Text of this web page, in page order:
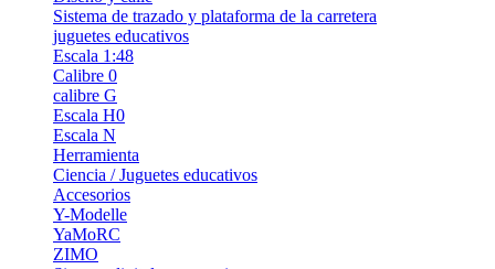
Sistema de trazado y plataforma de la carretera
juguetes educativos
Escala 1:48
Calibre 0
calibre G
Escala H0
Escala N
Herramienta
Ciencia / Juguetes educativos
Accesorios
Y-Modelle
YaMoRC
ZIMO